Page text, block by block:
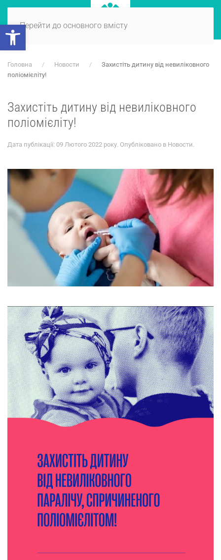
Відкрити Панель інструментів
Перейти до основного вмісту
Головна Новости
Захистіть дитину від невиліковного
поліомієліту!
Захистіть дитину від невиліковного
поліомієліту!
Дата публікації: 09 Лютого 2022 року. Опубліковано в Новости.